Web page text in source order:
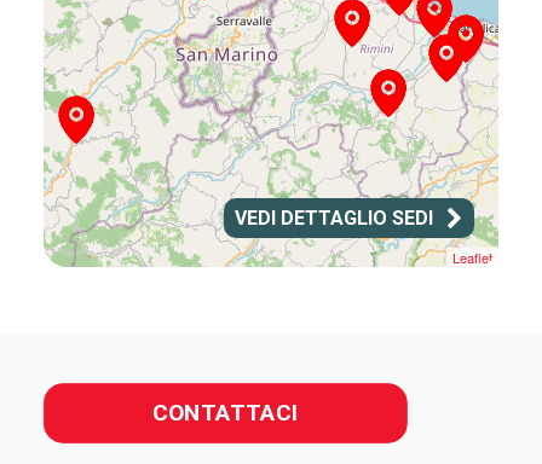
Leaflet
VEDI DETTAGLIO SEDI
CONTATTACI